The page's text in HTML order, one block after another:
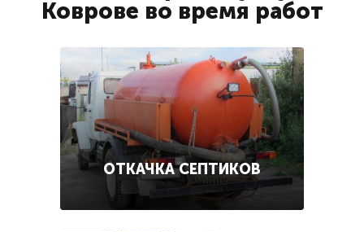
Коврове во время работ
ОТКАЧКА СЕПТИКОВ